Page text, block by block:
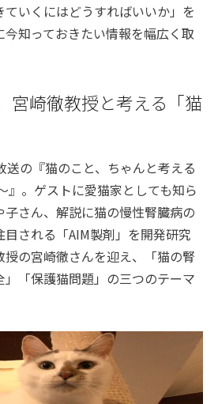
いくにはどうすればいいか」を
知っておきたい情報を幅広く取
宮崎徹教授と考える「猫
の『猫のこと、ちゃんと考える
』。ゲストに愛猫家としても知ら
さん、解説に猫の慢性腎臓病の
される「AIM製剤」を開発研究
の宮崎徹さんを迎え、「猫の腎
「保護猫問題」の三つのテーマ